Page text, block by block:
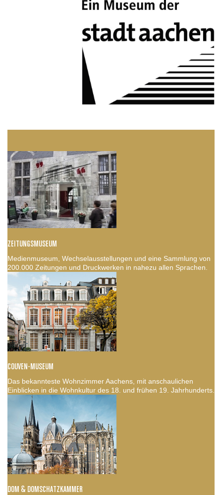
ZEITUNGSMUSEUM
Medienmuseum, Wechselausstellungen und eine Sammlung von
200.000 Zeitungen und Druckwerken in nahezu allen Sprachen.
COUVEN-MUSEUM
Das bekannteste Wohnzimmer Aachens, mit anschaulichen
Einblicken in die Wohnkultur des 18. und frühen 19. Jahrhunderts.
DOM & DOMSCHATZKAMMER